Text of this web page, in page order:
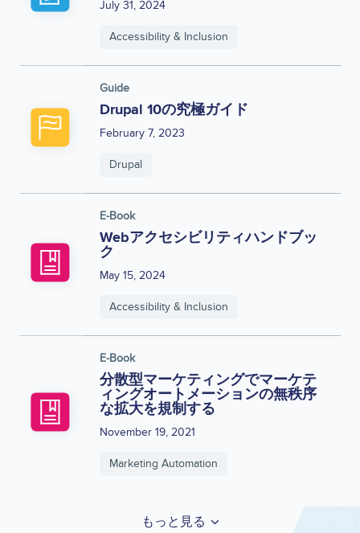
July 31, 2024
Accessibility & Inclusion
Guide
Drupal 10の究極ガイド
February 7, 2023
Drupal
E-Book
Webアクセシビリティハンドブッ
ク
May 15, 2024
Accessibility & Inclusion
E-Book
分散型マーケティングでマーケテ
ィングオートメーションの無秩序
な拡大を規制する
November 19, 2021
Marketing Automation
もっと見る